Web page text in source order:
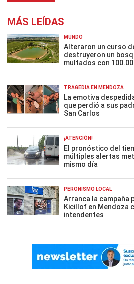
MÁS LEÍDAS
MUNDO
Alteraron un curso
destruyeron un
multados con
TRAGEDIA EN MENDOZA
La emotiva
que perdió a sus
San Carlos
¡ATENCIÓN!
El pronóstico del
múltiples alertas
mismo día
PERONISMO LOCAL
Arranca la campaña
Kicillof en Mendoza
intendentes